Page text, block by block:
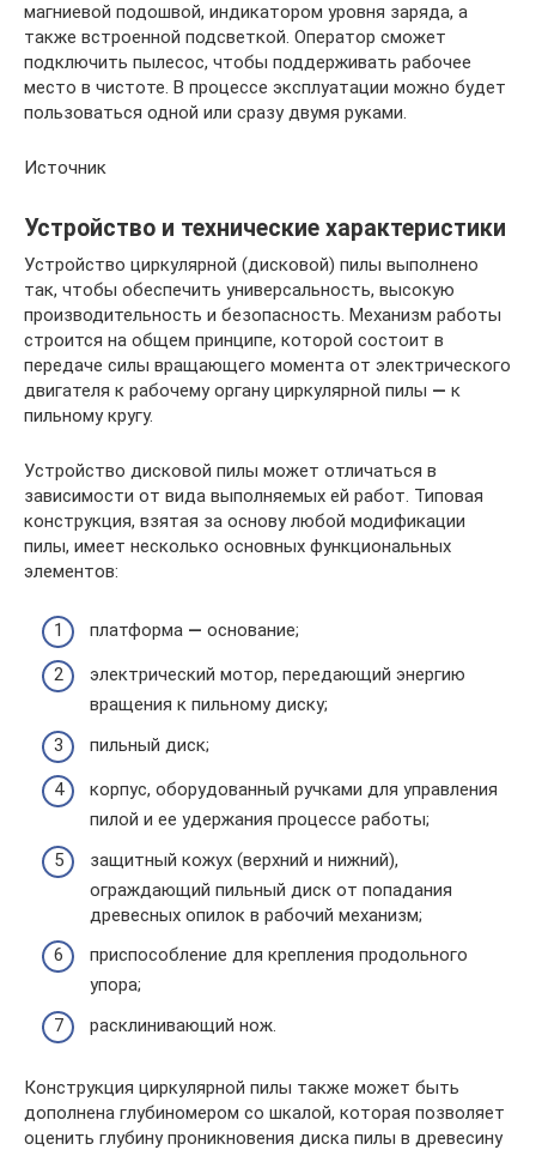
магниевой подошвой, индикатором уровня заряда, а
также встроенной подсветкой. Оператор сможет
подключить пылесос, чтобы поддерживать рабочее
место в чистоте. В процессе эксплуатации можно будет
пользоваться одной или сразу двумя руками.
Источник
Устройство и технические характеристики
Устройство циркулярной (дисковой) пилы выполнено
так, чтобы обеспечить универсальность, высокую
производительность и безопасность. Механизм работы
строится на общем принципе, которой состоит в
передаче силы вращающего момента от электрического
двигателя к рабочему органу циркулярной пилы — к
пильному кругу.
Устройство дисковой пилы может отличаться в
зависимости от вида выполняемых ей работ. Типовая
конструкция, взятая за основу любой модификации
пилы, имеет несколько основных функциональных
элементов:
платформа — основание;
электрический мотор, передающий энергию
вращения к пильному диску;
пильный диск;
корпус, оборудованный ручками для управления
пилой и ее удержания процессе работы;
защитный кожух (верхний и нижний),
ограждающий пильный диск от попадания
древесных опилок в рабочий механизм;
приспособление для крепления продольного
упора;
расклинивающий нож.
Конструкция циркулярной пилы также может быть
дополнена глубиномером со шкалой, которая позволяет
оценить глубину проникновения диска пилы в древесину